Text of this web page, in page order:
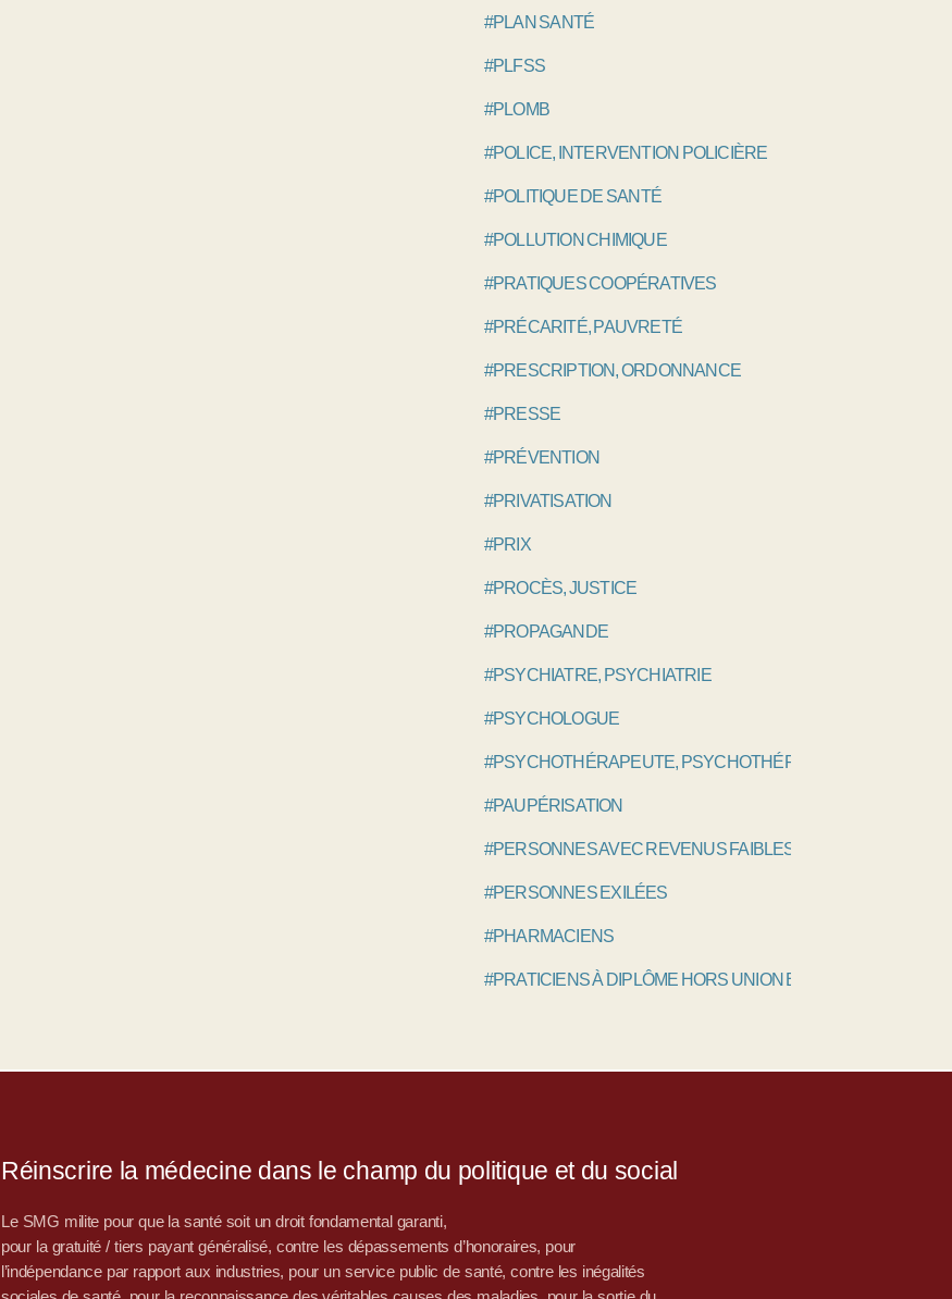
#PLAN SANTÉ
#PLFSS
#PLOMB
#POLICE, INTERVENTION POLICIÈRE
#POLITIQUE DE SANTÉ
#POLLUTION CHIMIQUE
#PRATIQUES COOPÉRATIVES
#PRÉCARITÉ, PAUVRETÉ
#PRESCRIPTION, ORDONNANCE
#PRESSE
#PRÉVENTION
#PRIVATISATION
#PRIX
#PROCÈS, JUSTICE
#PROPAGANDE
#PSYCHIATRE, PSYCHIATRIE
#PSYCHOLOGUE
#PSYCHOTHÉRAPEUTE, PSYCHOTHÉRAPIE
#PAUPÉRISATION
#PERSONNES AVEC REVENUS FAIBLES
#PERSONNES EXILÉES
#PHARMACIENS
#PRATICIENS À DIPLÔME HORS UNION EUROPÉENNE,
Réinscrire la médecine dans le champ du politique et du social
Le SMG milite pour que la santé soit un droit fondamental garanti,
pour la gratuité / tiers payant généralisé, contre les dépassements d’honoraires, pour
l’indépendance par rapport aux industries, pour un service public de santé, contre les inégalités